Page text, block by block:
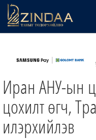
ТВ8
ӨГЛӨӨНИЙ СОНИН
АУДИО ЗОХИОЛ
ЗИНДАА СЭТГҮҮЛ
Иран АНУ-ын
цохилт өгч,
илэрхийлэв